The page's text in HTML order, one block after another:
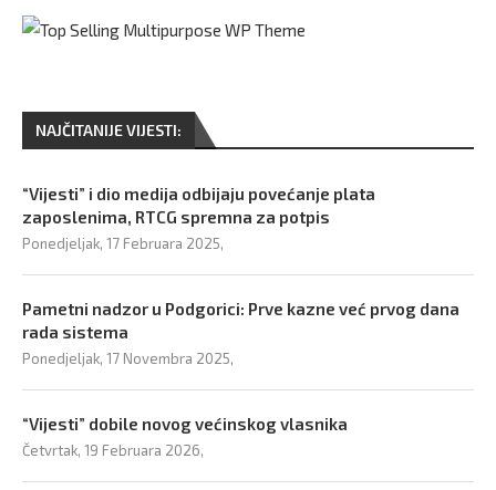
NAJČITANIJE VIJESTI:
“Vijesti” i dio medija odbijaju povećanje plata
zaposlenima, RTCG spremna za potpis
Ponedjeljak, 17 Februara 2025,
Pametni nadzor u Podgorici: Prve kazne već prvog dana
rada sistema
Ponedjeljak, 17 Novembra 2025,
“Vijesti” dobile novog većinskog vlasnika
Četvrtak, 19 Februara 2026,